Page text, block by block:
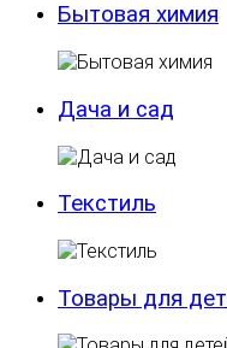
Бытовая химия
Дача и сад
Текстиль
Товары для